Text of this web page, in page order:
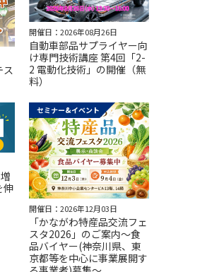
ス
開催日：2026年08月26日
自動車部品サプライヤー向
け専門技術講座 第4回「2-
2 電動化技術」の開催（無
料）
伸
セミナー&イベント
開催日：2026年12月03日
「かながわ特産品交流フェ
スタ2026」のご案内～食
品バイヤー(神奈川県、東
京都等を中心に事業展開す